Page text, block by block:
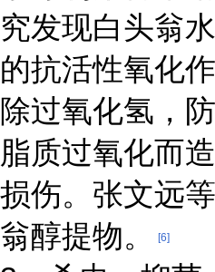
究发现白头翁
的抗活性氧化
除过氧化氢，
脂质过氧化而
损伤。张文远
翁醇提物。
[6]